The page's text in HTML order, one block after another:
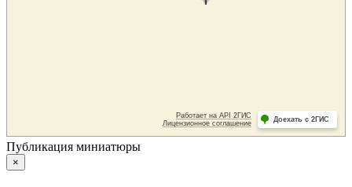
Публикация миниатюры
×